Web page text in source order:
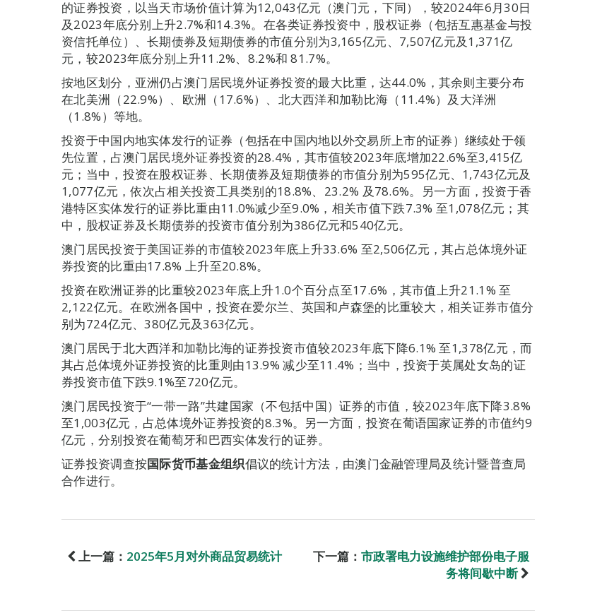
的证券投资，以当天市场价值计算为12,043亿元（澳门元，下同），较2024年6月30日
及2023年底分别上升2.7%和14.3%。在各类证券投资中，股权证券（包括互惠基金与投
资信托单位）、长期债券及短期债券的市值分别为3,165亿元、7,507亿元及1,371亿
元，较2023年底分别上升11.2%、8.2%和 81.7%。
按地区划分，亚洲仍占澳门居民境外证券投资的最大比重，达44.0%，其余则主要分布
在北美洲（22.9%）、欧洲（17.6%）、北大西洋和加勒比海（11.4%）及大洋洲
（1.8%）等地。
投资于中国内地实体发行的证券（包括在中国内地以外交易所上市的证券）继续处于领
先位置，占澳门居民境外证券投资的28.4%，其市值较2023年底增加22.6%至3,415亿
元；当中，投资在股权证券、长期债券及短期债券的市值分别为595亿元、1,743亿元及
1,077亿元，依次占相关投资工具类别的18.8%、23.2% 及78.6%。另一方面，投资于香
港特区实体发行的证券比重由11.0%减少至9.0%，相关市值下跌7.3% 至1,078亿元；其
中，股权证券及长期债券的投资市值分别为386亿元和540亿元。
澳门居民投资于美国证券的市值较2023年底上升33.6% 至2,506亿元，其占总体境外证
券投资的比重由17.8% 上升至20.8%。
投资在欧洲证券的比重较2023年底上升1.0个百分点至17.6%，其市值上升21.1% 至
2,122亿元。在欧洲各国中，投资在爱尔兰、英国和卢森堡的比重较大，相关证券市值分
别为724亿元、380亿元及363亿元。
澳门居民于北大西洋和加勒比海的证券投资市值较2023年底下降6.1% 至1,378亿元，而
其占总体境外证券投资的比重则由13.9% 减少至11.4%；当中，投资于英属处女岛的证
券投资市值下跌9.1%至720亿元。
澳门居民投资于“一带一路”共建国家（不包括中国）证券的市值，较2023年底下降3.8%
至1,003亿元，占总体境外证券投资的8.3%。另一方面，投资在葡语国家证券的市值约9
亿元，分别投资在葡萄牙和巴西实体发行的证券。
证券投资调查按国际货币基金组织倡议的统计方法，由澳门金融管理局及统计暨普查局
合作进行。
上一篇： 2025年5月对外商品贸易统计 下一篇： 市政署电力设施维护部份电子服
务将间歇中断